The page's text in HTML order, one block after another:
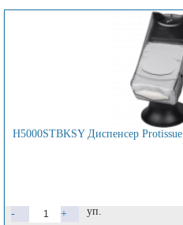
H5000STBKSY Диспенсер
- +
уп.